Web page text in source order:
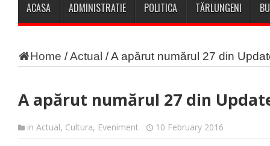
ACASA ADMINISTRATIE POLITICA TĂRLUNGENI
Home /Actual /A apărut numărul 27 din
A apărut numărul 27 din
in Actual, Cultura, Eveniment 10 February 2016